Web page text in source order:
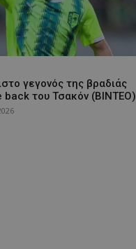
γεγονός της βραδιάς
back του Τσακόν (ΒΙΝΤΕΟ)